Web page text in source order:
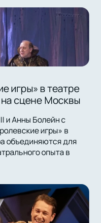
игры» в театре
сцене Москвы
и Анны Болейн с
игры» в
объединяются для
опыта в